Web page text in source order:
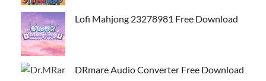
Lofi Mahjong 23278981 Free Download
DRmare Audio Converter Free Download